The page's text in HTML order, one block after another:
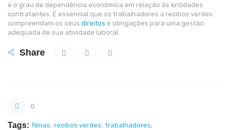
e o grau de dependência econômica em relação às entidades
contratantes. É essencial que os trabalhadores a recibos verdes
compreendam os seus direitos e obrigações para uma gestão
adequada de sua atividade laboral.
Share
0
Tags: férias, recibos verdes, trabalhadores,